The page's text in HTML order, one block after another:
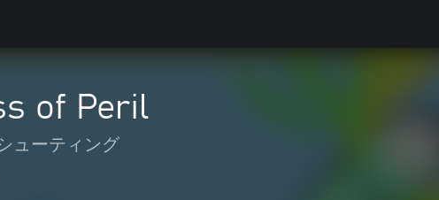
of Peril
ューティング